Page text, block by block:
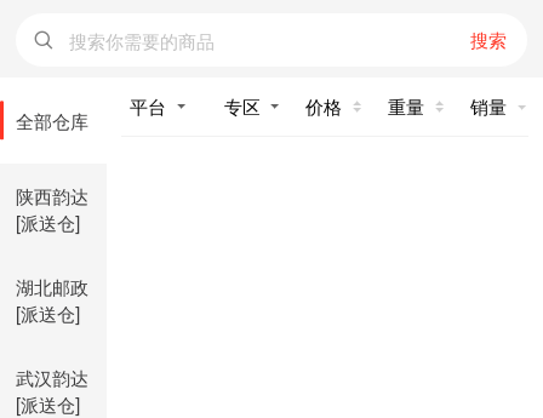
搜索
全部仓库
陕西韵达
[派送仓]
湖北邮政
[派送仓]
武汉韵达
[派送仓]
价格 重量 销量